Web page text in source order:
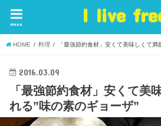
I live
menu
HOME 料理 「最強節約食材」安くて美味しくて
2016.03.09
「最強節約食材」安くて美
れる”味の素のギョーザ”